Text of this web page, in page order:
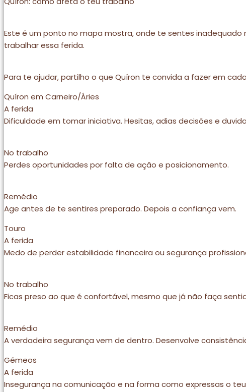
Este é um ponto no mapa mostra, onde te sentes
trabalhar essa ferida.
Para te ajudar, partilho o que Quíron te convida a fazer em
Quíron em Carneiro/Áries
A ferida
Dificuldade em tomar iniciativa. Hesitas, adias decisões e
No trabalho
Perdes oportunidades por falta de ação e posicionamento.
Remédio
Age antes de te sentires preparado. Depois a confiança vem.
Touro
A ferida
Medo de perder estabilidade financeira ou segurança
No trabalho
Ficas preso ao que é confortável, mesmo que já não faça
Remédio
A verdadeira segurança vem de dentro. Desenvolve
Gémeos
A ferida
Insegurança na comunicação e na forma como expressas o